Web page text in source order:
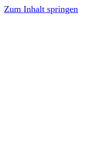
Zum Inhalt springen